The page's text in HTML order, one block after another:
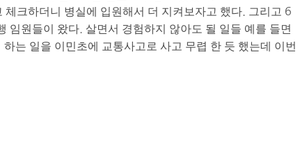
크하더니 병실에 입원해서 더 지켜보자고 했다. 그리고 6
임원들이 왔다. 살면서 경험하지 않아도 될 일들 예를 들면
는 일을 이민초에 교통사고로 사고 무렵 한 듯 했는데 이번